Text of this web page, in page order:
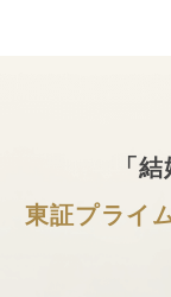
「
東証プライ